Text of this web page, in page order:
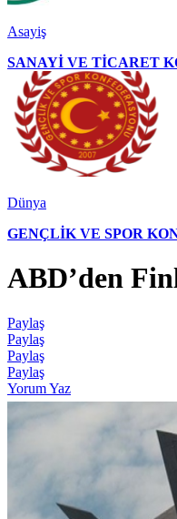
Asayiş
SANAYİ VE TİCARET
Dünya
GENÇLİK VE SPOR
ABD’den
Paylaş
Paylaş
Paylaş
Paylaş
Yorum Yaz